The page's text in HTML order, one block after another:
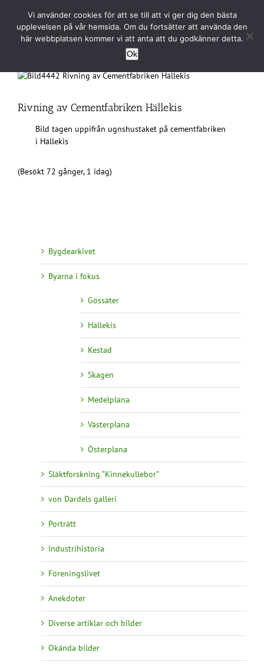
innehållet
Rivning av Cementfabriken Hällekis
Bild tagen uppifrån ugnshustaket på cementfabriken
i Hällekis
(Besökt 72 gånger, 1 idag)
Bygdearkivet
Byarna i fokus
Gössäter
Hällekis
Kestad
Skagen
Medelplana
Västerplana
Österplana
Släktforskning ”Kinnekullebor”
von Dardels galleri
Porträtt
Industrihistoria
Föreningslivet
Anekdoter
Diverse artiklar och bilder
Okända bilder
Vi använder cookies för att se till att vi ger dig den bästa
upplevelsen på vår hemsida. Om du fortsätter att använda den
här webbplatsen kommer vi att anta att du godkänner detta.
Ok